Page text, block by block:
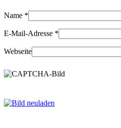
Name *
E-Mail-Adresse *
Webseite